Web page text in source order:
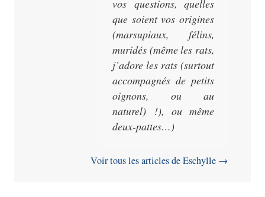
vos questions, quelles
que soient vos origines
(marsupiaux, félins,
muridés (même les rats,
j’adore les rats (surtout
accompagnés de petits
oignons, ou au
naturel) !), ou même
deux-pattes…)
Voir tous les articles de Eschylle →